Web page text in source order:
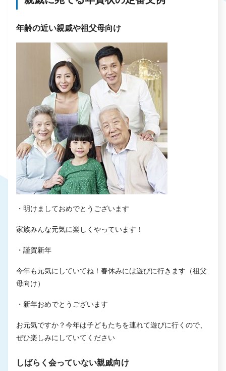
年齢の近い親戚や祖父母向け
・明けましておめでとうございます
家族みんな元気に楽しくやっています！
・謹賀新年
今年も元気にしていてね！春休みには遊びに行きます（祖父
母向け）
・新年おめでとうございます
お元気ですか？今年は子どもたちを連れて遊びに行くので、
ぜひ楽しみにしていてください
しばらく会っていない親戚向け